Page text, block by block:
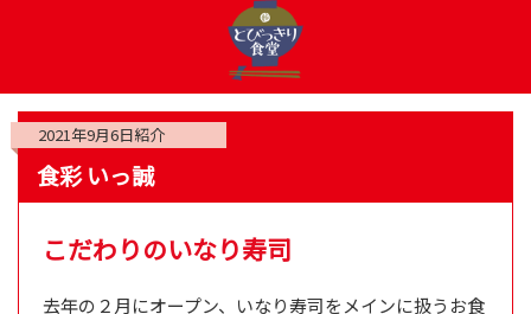
2021年9月6日紹介
食彩 いっ誠
こだわりのいなり寿司
去年の２月にオープン、いなり寿司をメインに扱うお食